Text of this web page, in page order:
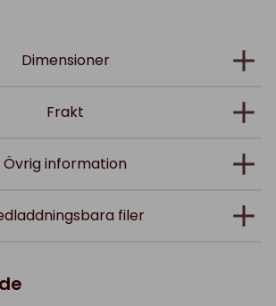
Dimensioner
Frakt
Övrig information
filer